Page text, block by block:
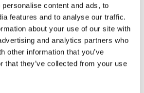
content and ads, to
features and to analyse our traffic.
about your use of our site with
and analytics partners who
other information that you’ve
that they’ve collected from your use
No
a 3
No